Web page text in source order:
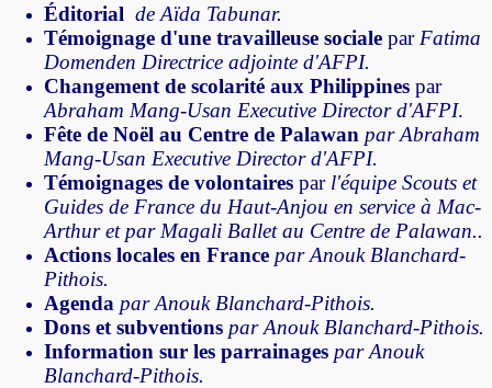
Éditorial de Aïda Tabunar.
Témoignage d'une travailleuse sociale par Fatima
Domenden Directrice adjointe d'AFPI.
Changement de scolarité aux Philippines par
Abraham Mang-Usan Executive Director d'AFPI.
Fête de Noël au Centre de Palawan par Abraham
Mang-Usan Executive Director d'AFPI.
Témoignages de volontaires par l'équipe Scouts et
Guides de France du Haut-Anjou en service à Mac-
Arthur et par Magali Ballet au Centre de Palawan..
Actions locales en France par Anouk Blanchard-
Pithois.
Agenda par Anouk Blanchard-Pithois.
Dons et subventions par Anouk Blanchard-Pithois.
Information sur les parrainages par Anouk
Blanchard-Pithois.